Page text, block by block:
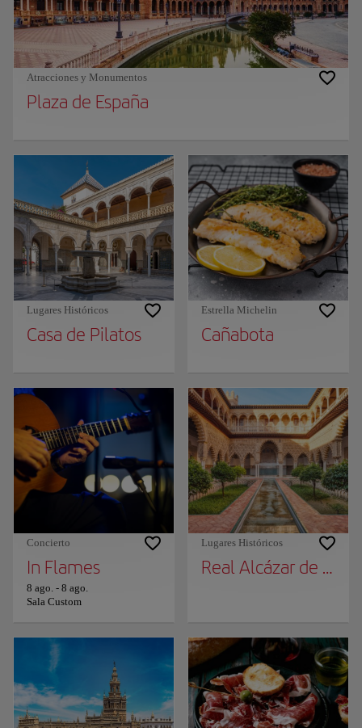
Atracciones y Monumentos
Plaza de España
Lugares Históricos
Casa de Pilatos
Estrella Michelin
Cañabota
Concierto
In Flames
8 ago. - 8 ago.
Sala Custom
Lugares Históricos
Real Alcázar de